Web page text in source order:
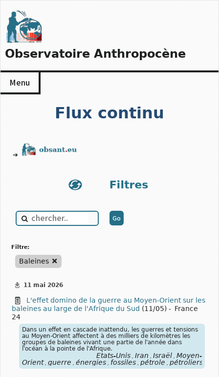
to
content
Observatoire Anthropocène
Menu
Flux continu
➔
filtre:
Baleines
11 mai 2026
L'effet domino de la guerre au Moyen-Orient sur les
baleines au large de l'Afrique du Sud (11/05) - France
24
Dans un effet en cascade inattendu, les guerres et tensions
au Moyen-Orient affectent à des milliers de kilomètres les
groupes de baleines vivant une partie de l'année dans
l'océan à la pointe de l'Afrique.
États-Unis Iran Israël Moyen-
Orient guerre énergies fossiles pétrole pétroliers